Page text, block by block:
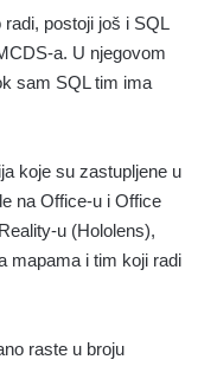
postoji još i SQL
a. U njegovom
sam SQL tim ima
koje su zastupljene u
na Office-u i Office
u (Hololens),
mapama i tim koji radi
raste u broju